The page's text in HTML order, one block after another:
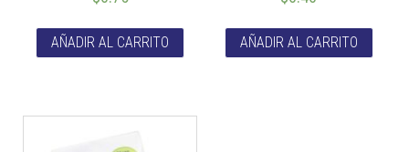
AÑADIR AL CARRITO AÑADIR AL CARRITO